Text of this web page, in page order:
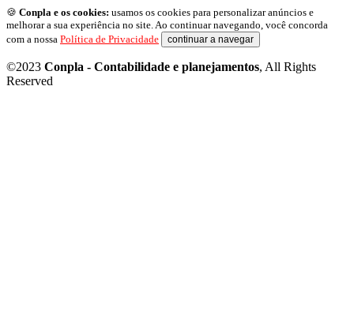
🍪 Conpla e os cookies: usamos os cookies para personalizar anúncios e
melhorar a sua experiência no site. Ao continuar navegando, você concorda
com a nossa Política de Privacidade continuar a navegar
©2023 Conpla - Contabilidade e planejamentos, All Rights
Reserved